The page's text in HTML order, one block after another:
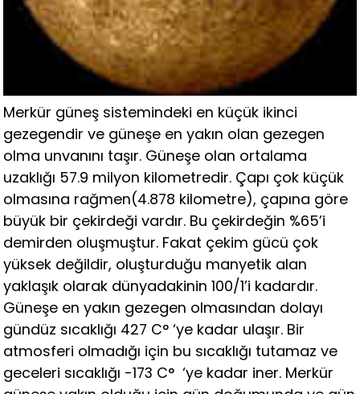
Merkür güneş sistemindeki en küçük ikinci
gezegendir ve güneşe en yakın olan gezegen
olma unvanını taşır. Güneşe olan ortalama
uzaklığı 57.9 milyon kilometredir. Çapı çok küçük
olmasına rağmen(4.878 kilometre), çapına göre
büyük bir çekirdeği vardır. Bu çekirdeğin %65’i
demirden oluşmuştur. Fakat çekim gücü çok
yüksek değildir, oluşturduğu manyetik alan
yaklaşık olarak dünyadakinin 100/1’i kadardır.
Güneşe en yakın gezegen olmasından dolayı
gündüz sıcaklığı 427 C° ‘ye kadar ulaşır. Bir
atmosferi olmadığı için bu sıcaklığı tutamaz ve
geceleri sıcaklığı -173 C° ‘ye kadar iner. Merkür